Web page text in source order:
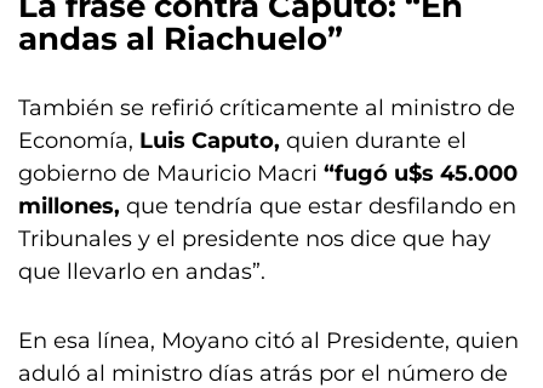
andas al Riachuelo”
También se refirió críticamente al ministro de
Economía, Luis Caputo, quien durante el
gobierno de Mauricio Macri “fugó u$s 45.000
millones, que tendría que estar desfilando en
Tribunales y el presidente nos dice que hay
que llevarlo en andas”.
En esa línea, Moyano citó al Presidente, quien
aduló al ministro días atrás por el número de